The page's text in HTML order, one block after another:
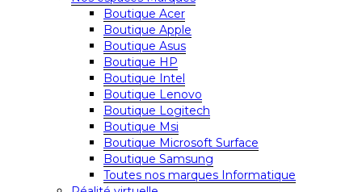
Boutique Acer
Boutique Apple
Boutique Asus
Boutique HP
Boutique Intel
Boutique Lenovo
Boutique Logitech
Boutique Msi
Boutique Microsoft Surface
Boutique Samsung
Toutes nos marques Informatique